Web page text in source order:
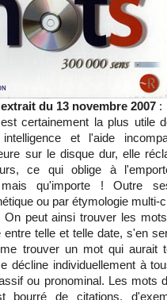
du 13 novembre 2007 :
certainement la plus utile
et l'aide
sur le disque dur, elle
ce qui oblige à
mais qu'importe ! Outre
ou par étymologie multi-
On peut ainsi trouver les
entre telle et telle date, s'en
trouver un mot qui aurait
décline individuellement à
ou pronominal. Les mots
bourré de citations,